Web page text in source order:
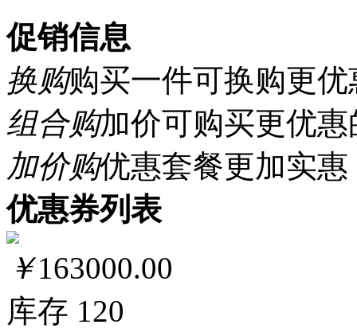
促销信息
换购购买一件可换购更优
组合购加价可购买更优
加价购优惠套餐更加实
优惠券列表
￥163000.00
库存 120